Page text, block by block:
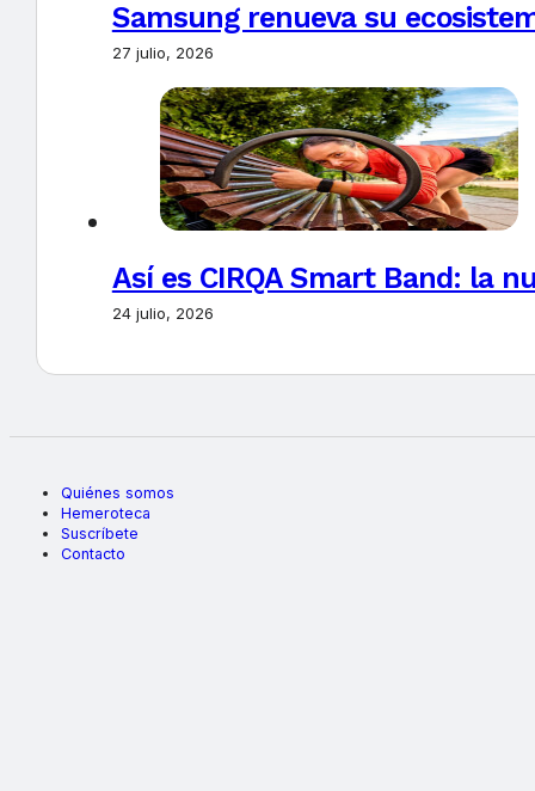
Samsung renueva su
27 julio, 2026
Así es CIRQA Smart Band: la
24 julio, 2026
Quiénes somos
Hemeroteca
Suscríbete
Contacto